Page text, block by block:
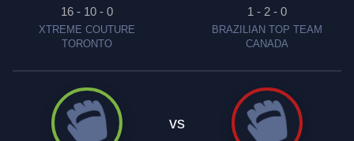
16 - 10 - 0
XTREME COUTURE
TORONTO
1 - 2 - 0
BRAZILIAN TOP TEAM
CANADA
vs